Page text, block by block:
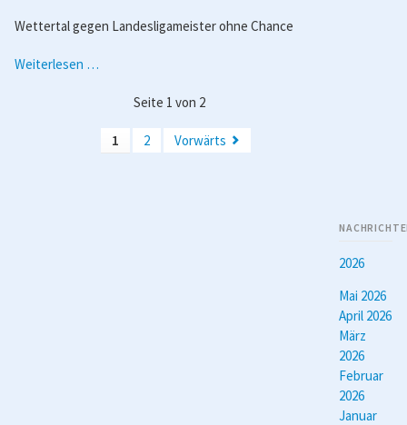
Wettertal gegen Landesligameister ohne Chance
Weiterlesen …
Hungen/Lich
Seite 1 von 2
1 2 Vorwärts
2026
Mai 2026
April 2026
März
2026
Februar
2026
Januar